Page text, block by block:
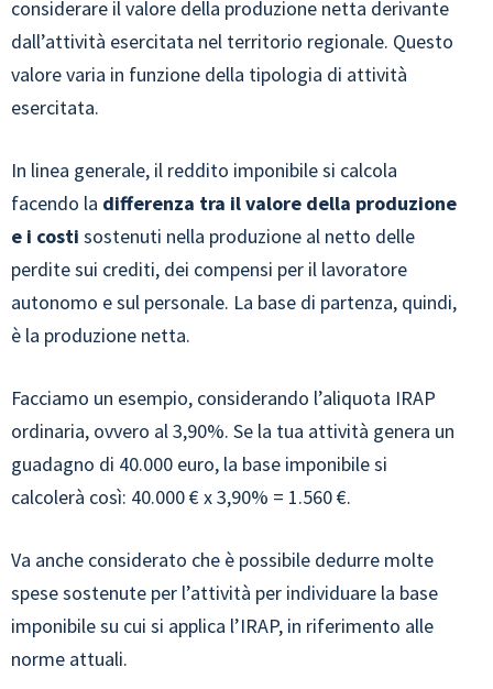
considerare il valore della produzione netta derivante
dall’attività esercitata nel territorio regionale. Questo
valore varia in funzione della tipologia di attività
esercitata.
In linea generale, il reddito imponibile si calcola
facendo la differenza tra il valore della produzione
e i costi sostenuti nella produzione al netto delle
perdite sui crediti, dei compensi per il lavoratore
autonomo e sul personale. La base di partenza, quindi,
è la produzione netta.
Facciamo un esempio, considerando l’aliquota IRAP
ordinaria, ovvero al 3,90%. Se la tua attività genera un
guadagno di 40.000 euro, la base imponibile si
calcolerà così: 40.000 € x 3,90% = 1.560 €.
Va anche considerato che è possibile dedurre molte
spese sostenute per l’attività per individuare la base
imponibile su cui si applica l’IRAP, in riferimento alle
norme attuali.